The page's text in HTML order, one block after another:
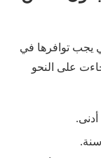
يجب توافرها في
على النحو